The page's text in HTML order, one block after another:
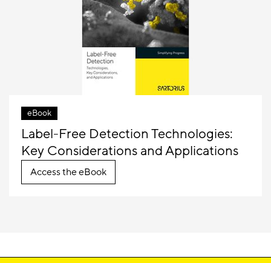
eBook
Label-Free Detection Technologies:
Key Considerations and Applications
Access the eBook